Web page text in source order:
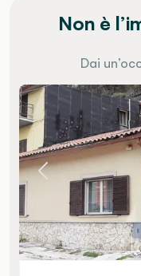
Non è
Dai